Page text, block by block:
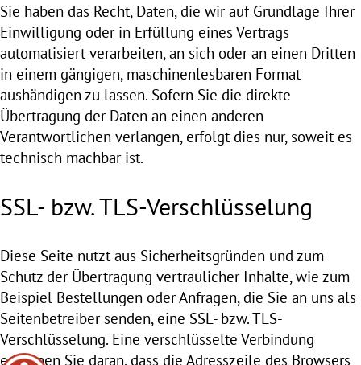
Sie haben das Recht, Daten, die wir auf Grundlage Ihrer
Einwilligung oder in Erfüllung eines Vertrags
automatisiert verarbeiten, an sich oder an einen Dritten
in einem gängigen, maschinenlesbaren Format
aushändigen zu lassen. Sofern Sie die direkte
Übertragung der Daten an einen anderen
Verantwortlichen verlangen, erfolgt dies nur, soweit es
technisch machbar ist.
SSL- bzw. TLS-Verschlüsselung
Diese Seite nutzt aus Sicherheitsgründen und zum
Schutz der Übertragung vertraulicher Inhalte, wie zum
Beispiel Bestellungen oder Anfragen, die Sie an uns als
Seitenbetreiber senden, eine SSL- bzw. TLS-
Verschlüsselung. Eine verschlüsselte Verbindung
erkennen Sie daran, dass die Adresszeile des Browsers